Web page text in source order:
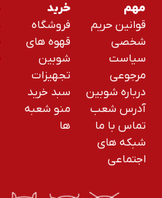
مهم
قوانین حریم
شخصی
سیاست
مرجوعی
درباره شوبین
آدرس شعب
تماس با ما
شبکه های
اجتماعی
خرید
فروشگاه
قهوه های
شوبین
تجهیزات
سبد خرید
منو شعبه
ها